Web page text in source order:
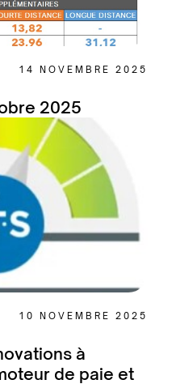
14 NOVEMBRE 2025
2025
10 NOVEMBRE 2025
à
de paie et